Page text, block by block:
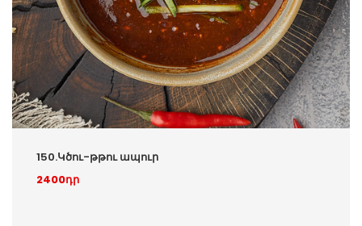
150.Կծու-թթու ապուր
2400դր